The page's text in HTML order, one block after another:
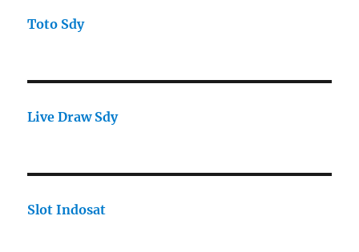
Toto Sdy
Live Draw Sdy
Slot Indosat